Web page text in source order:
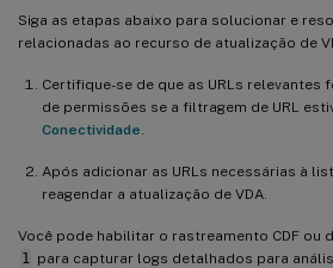
Siga as etapas abaixo para solucionar e
relacionadas ao recurso de atualização de
Certifique-se de que as URLs relevantes
de permissões se a filtragem de URL
Conectividade
Após adicionar as URLs necessárias à
reagendar a atualização de VDA.
Você pode habilitar o rastreamento CDF ou
1
para capturar logs detalhados para